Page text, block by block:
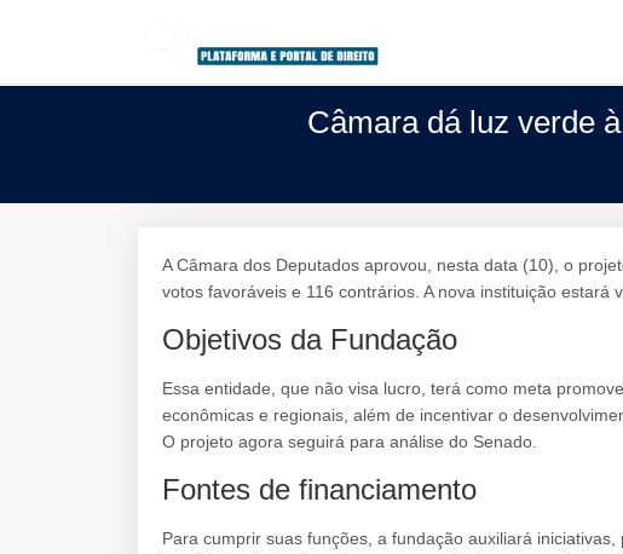
Câmara dá luz verde
A Câmara dos Deputados aprovou, nesta data (10), o
votos favoráveis e 116 contrários. A nova instituição estará
Objetivos da Fundação
Essa entidade, que não visa lucro, terá como meta
econômicas e regionais, além de incentivar o
O projeto agora seguirá para análise do Senado.
Fontes de financiamento
Para cumprir suas funções, a fundação auxiliará